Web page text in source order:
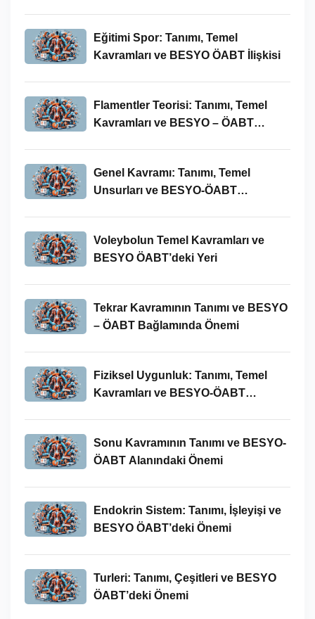
Eğitimi Spor: Tanımı, Temel
Kavramları ve BESYO ÖABT İlişkisi
Flamentler Teorisi: Tanımı, Temel
Kavramları ve BESYO – ÖABT
Genel Kavramı: Tanımı, Temel
Unsurları ve BESYO-ÖABT
Voleybolun Temel Kavramları ve
BESYO ÖABT’deki Yeri
Tekrar Kavramının Tanımı ve BESYO
– ÖABT Bağlamında Önemi
Fiziksel Uygunluk: Tanımı, Temel
Kavramları ve BESYO-ÖABT
Sonu Kavramının Tanımı ve BESYO-
ÖABT Alanındaki Önemi
Endokrin Sistem: Tanımı, İşleyişi ve
BESYO ÖABT’deki Önemi
Turleri: Tanımı, Çeşitleri ve BESYO
ÖABT’deki Önemi